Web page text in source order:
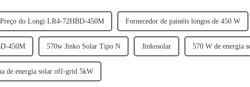
Preço do Longi LR4-72HBD-450M Fornecedor de painéis longos de 450 W
450M 570w Jinko Solar Tipo N Jinkosolar 570 W de energia
de energia solar off-grid 5kW